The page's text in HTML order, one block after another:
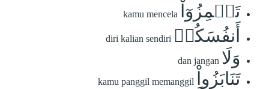
تَلۡمِزُوٓاْ kamu mencela
أَنفُسَكُمۡ diri kalian sendiri
وَلَا dan jangan
تَنَابَزُواْ kamu panggil memanggil